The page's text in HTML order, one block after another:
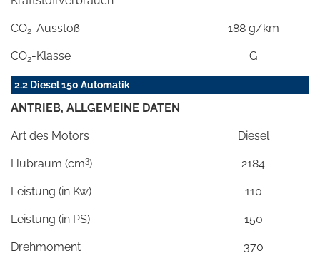
CO2-Ausstoß 188 g/km
CO2-Klasse G
2.2 Diesel 150 Automatik
ANTRIEB, ALLGEMEINE DATEN
Art des Motors Diesel
Hubraum (cm3) 2184
Leistung (in Kw) 110
Leistung (in PS) 150
Drehmoment 370